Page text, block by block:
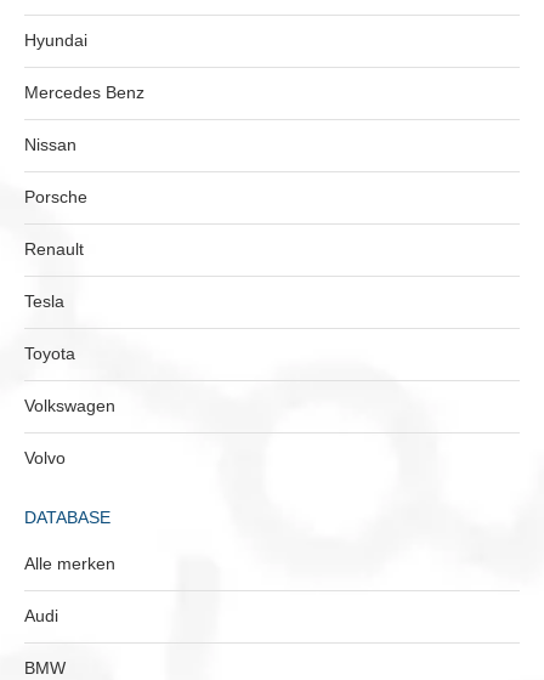
Hyundai
Mercedes Benz
Nissan
Porsche
Renault
Tesla
Toyota
Volkswagen
Volvo
DATABASE
Alle merken
Audi
BMW